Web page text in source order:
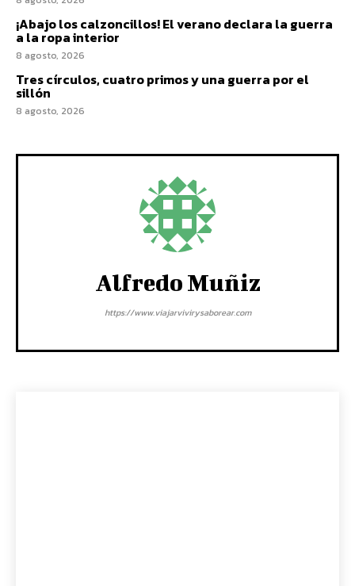
¡Abajo los calzoncillos! El verano declara la guerra
a la ropa interior
8 agosto, 2026
Tres círculos, cuatro primos y una guerra por el
sillón
8 agosto, 2026
Alfredo Muñiz
https://www.viajarvivirysaborear.com